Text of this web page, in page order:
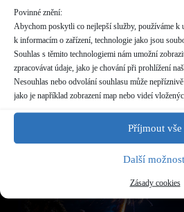
Povinné znění:
Abychom poskytli co nejlepší služby, používáme k
k informacím o zařízení, technologie jako jsou
Souhlas s těmito technologiemi nám umožní
zpracovávat údaje, jako je chování při prohlížení
Nesouhlas nebo odvolání souhlasu může
jako je například zobrazení map nebo videí
Příjmout vše
Další
Zásady cookies
Slunovrat 2018